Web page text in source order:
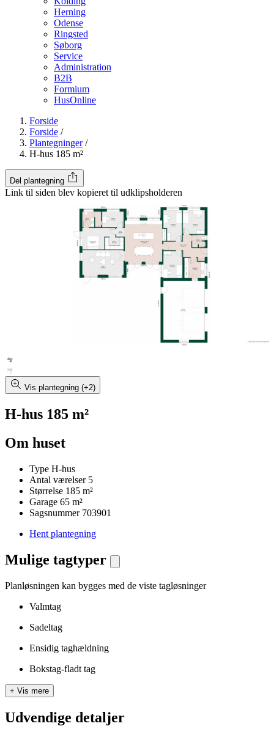
Herning
Odense
Ringsted
Søborg
Service
Administration
B2B
Formium
HusOnline
Forside
Forside /
Plantegninger /
H-hus 185 m²
Del plantegning
Link til siden blev kopieret til udklipsholderen
Vis plantegning (+2)
H-hus 185 m²
Om huset
Type H-hus
Antal værelser 5
Størrelse 185 m²
Garage 65 m²
Sagsnummer 703901
Hent plantegning
Mulige tagtyper
Planløsningen kan bygges med de viste tagløsninger
Valmtag
Sadeltag
Ensidig taghældning
Bokstag-fladt tag
+ Vis mere
Udvendige detaljer